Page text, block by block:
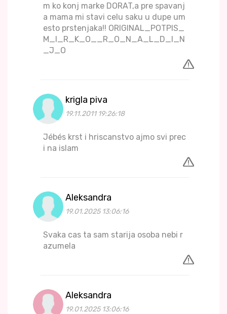
m ko konj marke DORAT,a pre spavanj
a mama mi stavi celu saku u dupe um
esto prstenjaka!! ORIGINAL_POTPIS_
M_I_R_K_O__R_O_N_A_L_D_I_N
_J_O
krigla piva
19.11.2011 19:26:18
Jébés krst i hriscanstvo ajmo svi prec
i na islam
Aleksandra
19.01.2025 13:06:16
Svaka cas ta sam starija osoba nebi r
azumela
Aleksandra
19.01.2025 13:06:16